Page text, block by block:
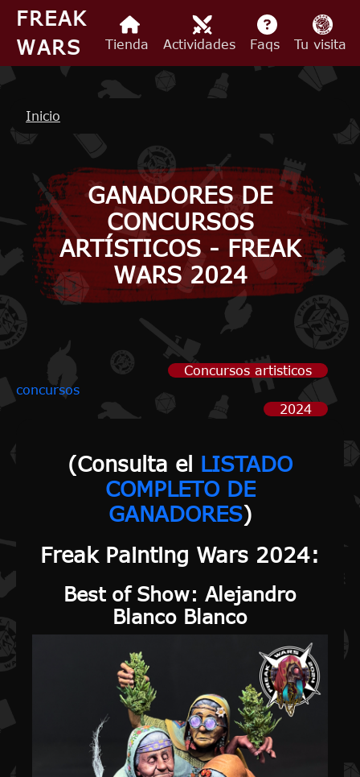
Pasar al contenido principal
FREAK
WARS
Tienda Actividades Faqs Tu visita
Ruta de navegación
Inicio
GANADORES DE
CONCURSOS
ARTÍSTICOS - FREAK
WARS 2024
Concursos artisticos
concursos
2024
(Consulta el LISTADO
COMPLETO DE
GANADORES)
Freak Painting Wars 2024:
Best of Show: Alejandro
Blanco Blanco